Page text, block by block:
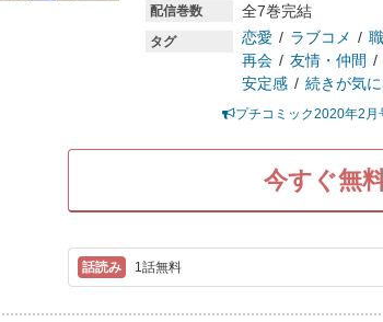
配信巻数 全7巻完結
タグ 恋愛 ラブコメ
再会
友情・仲間
安定感
続きが気
プチコミック2020年2
今すぐ無
1話無料